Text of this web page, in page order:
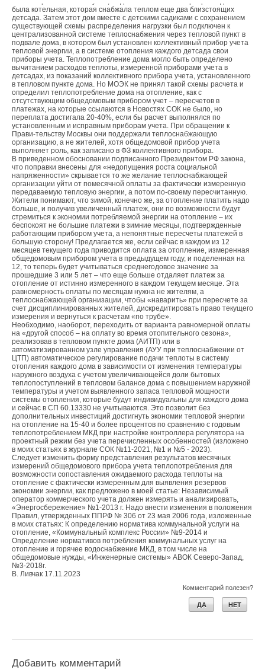
была котельная, которая снабжала теплом еще два близстоящих
детсада. Затем этот дом вместе с детскими садиками с сохранением
существующей схемы распределения нагрузки был подключен к
централизованной системе теплоснабжения через тепловой пункт в
подвале дома, в котором был установлен коллективный прибор учета
тепловой энергии, а в системе отопления каждого детсада свои
приборы учета. Теплопотребление дома могло быть определено
вычитанием расходов теплоты, измеренной приборами учета в
детсадах, из показаний коллективного прибора учета, установленного
в тепловом пункте дома. Но МОЭК не принял такой схемы расчета и
определил теплопотребление дома на отопление, как с
отсутствующим общедомовым прибором учет – пересчетов в
платежах, на которые ссылаются в Новостях СОК не было, но
переплата достигала 20-40%, если бы расчет выполнялся по
установленным и исправным приборам учета. При обращении к
Прави-тельству Москвы они поддержали теплоснабжающую
организацию, а не жителей, хотя общедомовой прибор учета
выполняет роль, как записано в ФЗ коллективного прибора.
В приведенном обосновании подписанного Президентом РФ закона,
что поправки внесены для «недопущения роста социальной
напряженности» скрывается то же желание теплоснабжающей
организации уйти от помесячной оплаты за фактически измеренную
передаваемую тепловую энергии, а потом по-своему пересчитанную.
Жители понимают, что зимой, конечно же, за отопление платить надо
больше, и получив увеличенный платеж, они по возможности будут
стремиться к экономии потребляемой энергии на отопление – их
беспокоят не большие платежи в зимние месяцы, подтвержденные
работающим прибором учета, а непонятные пересчеты платежей в
большую сторону! Предлагается же, если сейчас в каждом из 12
месяцев текущего года приводится оплата за отопление, измеренная
общедомовым прибором учета в предыдущем году, и поделенная на
12, то теперь будет учитываться среднегодовое значение за
прошедшие 3 или 5 лет – что еще больше отдаляет платеж за
отопление от истинно измеренного в каждом текущем месяце. Эта
равномерность оплаты по месяцам нужна не жителям, а
теплоснабжающей организации, чтобы «наварить» при пересчете за
счет дисциплинированных жителей, дискредитировать право текущего
измерения и вернуться к расчетам «по трубе».
Необходимо, наоборот, переходить от варианта равномерной оплаты
на «другой способ – на оплату во время отопительного сезона»,
реализовав в тепловом пункте дома (АИТП) или в
автоматизированном узле управления (АУУ при теплоснабжении от
ЦТП) автоматическое регулирование подачи теплоты в систему
отопления каждого дома в зависимости от изменения температуры
наружного воздуха с учетом увеличивающейся доли бытовых
теплопоступлений в тепловом балансе дома с повышением наружной
температуры и учетом выявленного запаса тепловой мощности
системы отопления, которые будут индивидуальны для каждого дома
и сейчас в СП 60.13330 не учитываются. Это позволит без
дополнительных инвестиций достигнуть экономии тепловой энергии
на отопление на 15-40 и более процентов по сравнению с годовым
теплопотреблением МКД при настройке контроллера регулятора на
проектный режим без учета перечисленных особенностей (изложено
в моих статьях в журнале СОК №11-2021, №1 и №5 - 2023).
Следует изменить форму представления результатов месячных
измерений общедомового прибора учета теплопотребления для
возможности сопоставления ожидаемого расхода теплоты на
отопление с фактически измеренным для выявления резервов
экономии энергии, как предложено в моей статье: Независимый
оператор коммерческого учета должен измерять и анализировать,
«Энергосбережение» №1-2013 г. Надо внести изменения в положения
Правил, утвержденных ППРФ № 306 от 23 мая 2006 года, изложенные
в моих статьях: К определению норматива коммунальной услуги на
отопление, «Коммунальный комплекс России» №9-2014 и
Определение нормативов потребления коммунальных услуг на
отопление и горячее водоснабжение МКД, в том числе на
общедомовые нужды, «Инженерные системы» АВОК Северо-Запад,
№3-2018г.
В. Ливчак 17.11.2023
Комментарий полезен?
ДА НЕТ
Добавить комментарий